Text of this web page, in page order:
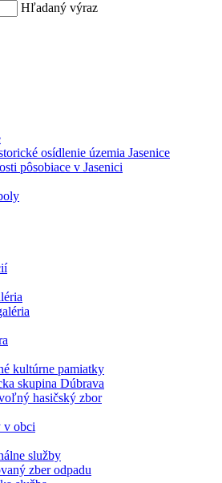
Hľadaný výraz
osídlenie územia Jasenice
pôsobiace v Jasenici
kultúrne pamiatky
skupina Dúbrava
hasičský zbor
v obci
služby
zber odpadu